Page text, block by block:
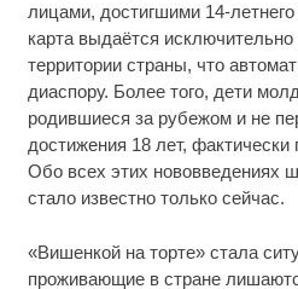
лицами, достигшими 14-
карта выдаётся
территории страны, что
диаспору. Более того, дети
родившиеся за рубежом и не
достижения 18 лет, фактически
Обо всех этих нововведениях
стало известно только сейчас.
«Вишенкой на торте» стала
проживающие в стране